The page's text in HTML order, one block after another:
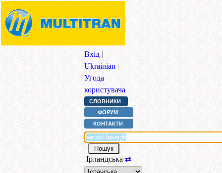
Вхід |
Ukrainian |
Угода
користувача
СЛОВНИКИ
ФОРУМ
КОНТАКТИ
Ірландська ⇄